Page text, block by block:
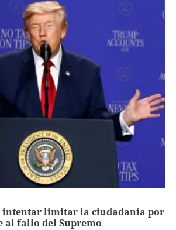
intentar limitar la ciudadanía por
al fallo del Supremo